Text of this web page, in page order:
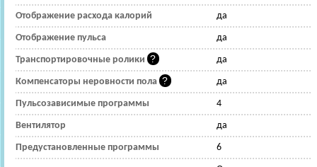
Отображение расхода калорий да
Отображение пульса да
Транспортировочные ролики да
Компенсаторы неровности пола да
Пульсозависимые программы 4
Вентилятор да
Предустановленные программы 6